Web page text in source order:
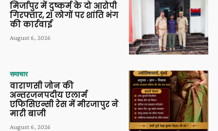
मिर्जापुर में दुष्कर्म के दो आरोपी
गिरफ्तार, 21 लोगों पर शांति भंग
की कार्रवाई
August 6, 2026
समाचार
वाराणसी जोन की
अन्तरजनपदीय एलार्म
एफिसिएन्सी रेस में मीरजापुर ने
मारी बाजी
August 6, 2026